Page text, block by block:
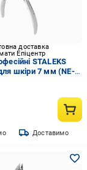
доставка
Епіцентр
STALEKS
шкіри 7 мм (NE-
Доставимо